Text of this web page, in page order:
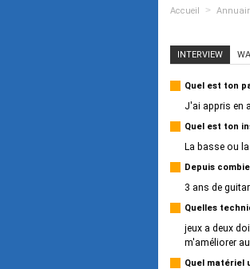
Accueil >
INTERVIEW
Quel est ton
J'ai appris en
Quel est ton
La basse ou
Depuis
3 ans de
Quelles
jeux a deux
m'améliorer
Quel matériel